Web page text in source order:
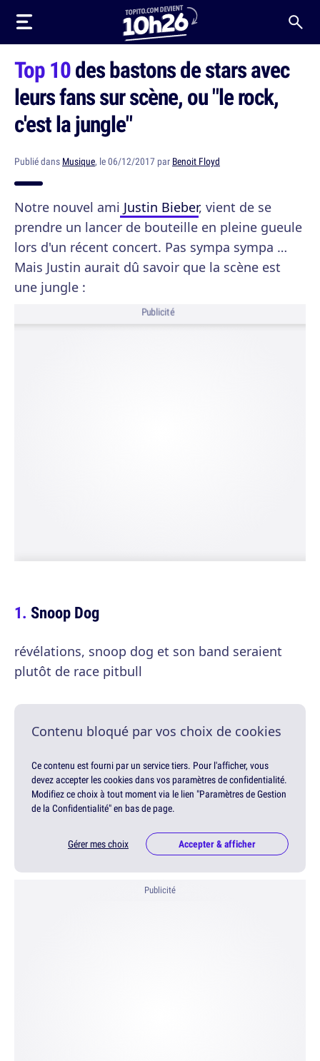
Top 10des bastons de stars avec
leurs fans sur scène, ou "le rock,
c'est la jungle"
Publié dans Musique, le 06/12/2017 par Benoit Floyd
Notre nouvel ami Justin Bieber, vient de se
prendre un lancer de bouteille en pleine gueule
lors d'un récent concert. Pas sympa sympa …
Mais Justin aurait dû savoir que la scène est
une jungle :
Publicité
Snoop Dog
révélations, snoop dog et son band seraient
plutôt de race pitbull
Contenu bloqué par vos choix de cookies
Ce contenu est fourni par un service tiers. Pour l'afficher, vous
devez accepter les cookies dans vos paramètres de confidentialité.
Modifiez ce choix à tout moment via le lien "Paramètres de Gestion
de la Confidentialité" en bas de page.
Gérer mes choix Accepter & afficher
Publicité